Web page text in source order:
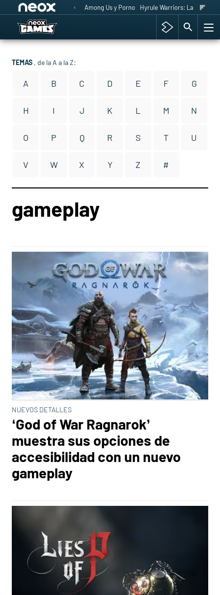
Among Us y Porno Hyrule Warriors: La Era del
TEMAS , de la A a la Z:
A B C D E F G
H I J K L M N
O P Q R S T U
V W X Y Z #
gameplay
NUEVOS DETALLES
‘God of War Ragnarok’
muestra sus opciones de
accesibilidad con un nuevo
gameplay